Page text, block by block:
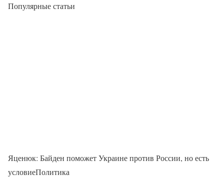
Популярные статьи
Яценюк: Байден поможет Украине против России, но есть
условиеПолитика